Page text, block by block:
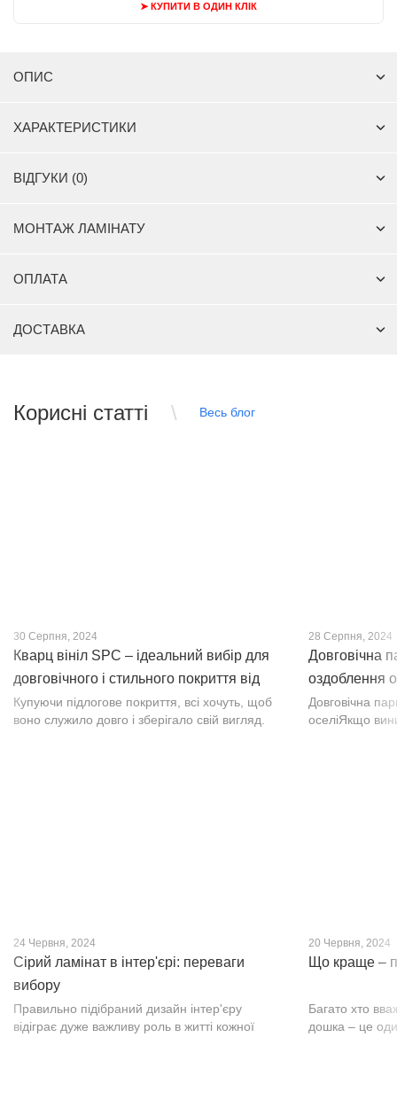
➤ КУПИТИ В ОДИН КЛІК
ОПИС
ХАРАКТЕРИСТИКИ
ВІДГУКИ (0)
МОНТАЖ ЛАМІНАТУ
ОПЛАТА
ДОСТАВКА
Корисні статті Весь блог
30 Серпня, 2024
Кварц вініл SPC – ідеальний вибір для
довговічного і стильного покриття від
PROFLOOR
Купуючи підлогове покриття, всі хочуть, щоб
воно служило довго і зберігало свій вигляд.
28 Серпня, 2024
Довговічна
оздоблення
Довговічна
оселіЯкщо
24 Червня, 2024
Сірий ламінат в інтер'єрі: переваги
вибору
Правильно підібраний дизайн інтер'єру
відіграє дуже важливу роль в житті кожної
20 Червня, 2024
Що краще –
Багато хто
дошка – це